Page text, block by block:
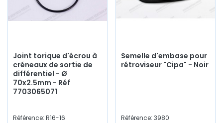
Joint torique d'écrou à
créneaux de sortie de
différentiel - Ø
70x2.5mm - Réf
7703065071
Référence: R16-16
Semelle d'embase pour
rétroviseur "Cipa" - Noir
Référence: 3980